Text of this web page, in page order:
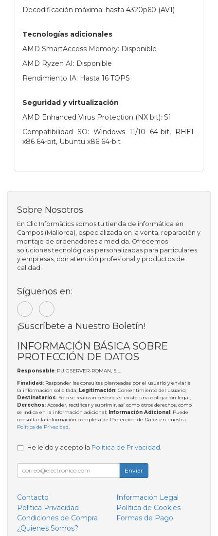
Decodificación máxima: hasta 4320p60 (AV1)
Tecnologías adicionales
AMD SmartAccess Memory: Disponible
AMD Ryzen AI: Disponible
Rendimiento IA: Hasta 16 TOPS
Seguridad y virtualización
AMD Enhanced Virus Protection (NX bit): Sí
Compatibilidad SO: Windows 11/10 64-bit, RHEL
x86 64-bit, Ubuntu x86 64-bit
Sobre Nosotros
En Clic Informàtics somos tu tienda de informática en
Campos (Mallorca), especializada en la venta, reparación y
montaje de ordenadores a medida. Ofrecemos
soluciones tecnológicas personalizadas para particulares
y empresas, con atención profesional y productos de
calidad.
Síguenos en:
¡Suscríbete a Nuestro Boletín!
INFORMACIÓN BÁSICA SOBRE
PROTECCIÓN DE DATOS
Responsable: PUIGSERVER-ROMAN, S.L.
Finalidad: Responder las consultas planteadas por el usuario y enviarle
la información solicitada; Legitimación: Consentimiento del usuario;
Destinatarios: Solo se realizan cesiones si existe una obligación legal;
Derechos: Acceder, rectificar y suprimir, así como otros derechos, como
se indica en la información adicional; Información Adicional: Puede
consultar la información completa de Protección de Datos en nuestra
Política de Privacidad.
He leído y acepto la Política de Privacidad
Enviar
Contacto
Información Legal
Política Privacidad
Política de Cookies
Condiciones de Compra
Formas de Pago
¿Quienes Somos?